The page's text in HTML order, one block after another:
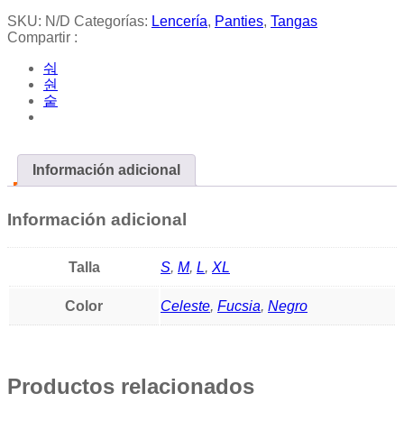
SKU: N/D Categorías: Lencería, Panties, Tangas
Compartir :
Información adicional
Información adicional
Talla S, M, L, XL
Color Celeste, Fucsia, Negro
Productos relacionados